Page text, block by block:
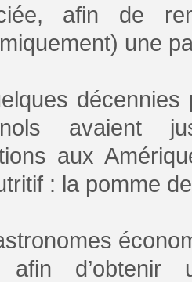
afin de
une
avaient
aux
: la pomme
afin d’obtenir